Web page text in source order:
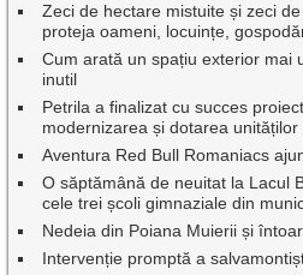
Zeci de hectare mistuite și zeci
proteja oameni, locuințe,
Cum arată un spațiu exterior mai
inutil
Petrila a finalizat cu succes
modernizarea și dotarea
Aventura Red Bull Romaniacs
O săptămână de neuitat la Lacul
cele trei școli gimnaziale din
Nedeia din Poiana Muierii și
Intervenție promptă a